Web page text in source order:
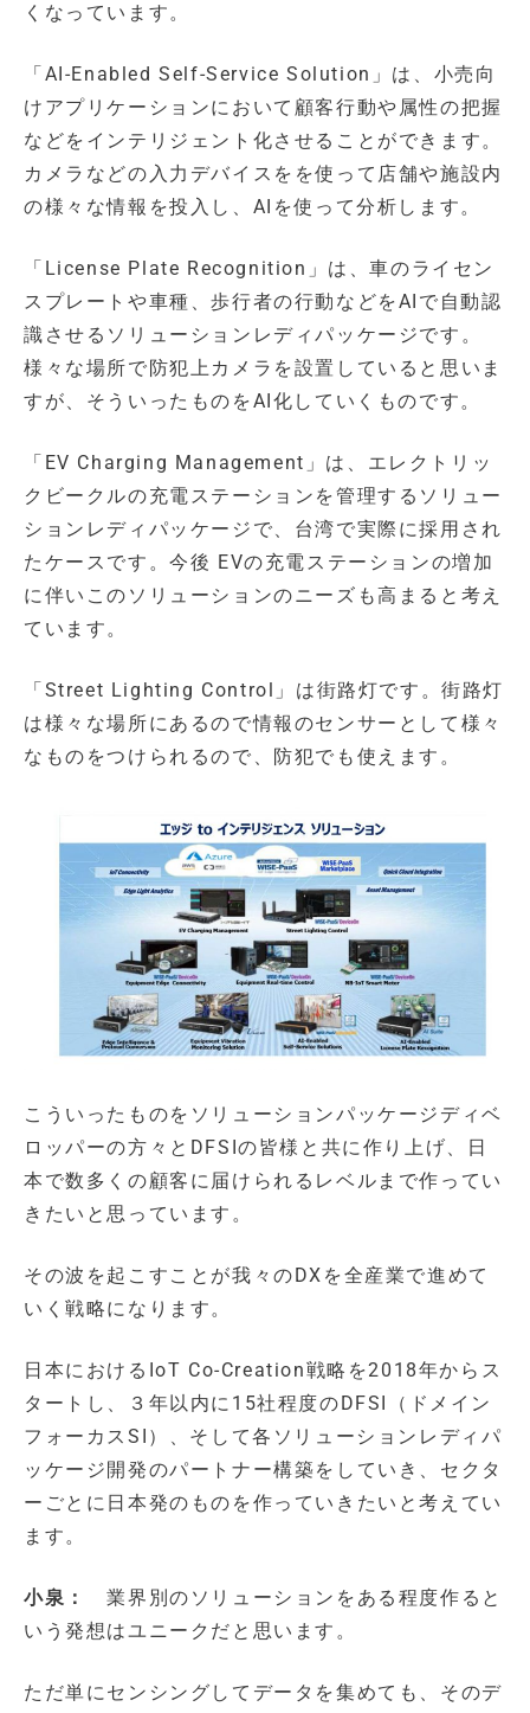
くなっています。
「AI-Enabled Self-Service Solution」は、小売向
けアプリケーションにおいて顧客行動や属性の把握
などをインテリジェント化させることができます。
カメラなどの入力デバイスをを使って店舗や施設内
の様々な情報を投入し、AIを使って分析します。
「License Plate Recognition」は、車のライセン
スプレートや車種、歩行者の行動などをAIで自動認
識させるソリューションレディパッケージです。
様々な場所で防犯上カメラを設置していると思いま
すが、そういったものをAI化していくものです。
「EV Charging Management」は、エレクトリッ
クビークルの充電ステーションを管理するソリュー
ションレディパッケージで、台湾で実際に採用され
たケースです。今後 EVの充電ステーションの増加
に伴いこのソリューションのニーズも高まると考え
ています。
「Street Lighting Control」は街路灯です。街路灯
は様々な場所にあるので情報のセンサーとして様々
なものをつけられるので、防犯でも使えます。
こういったものをソリューションパッケージディベ
ロッパーの方々とDFSIの皆様と共に作り上げ、日
本で数多くの顧客に届けられるレベルまで作ってい
きたいと思っています。
その波を起こすことが我々のDXを全産業で進めて
いく戦略になります。
日本におけるIoT Co-Creation戦略を2018年からス
タートし、３年以内に15社程度のDFSI（ドメイン
フォーカスSI）、そして各ソリューションレディパ
ッケージ開発のパートナー構築をしていき、セクタ
ーごとに日本発のものを作っていきたいと考えてい
ます。
小泉：
業界別のソリューションをある程度作ると
いう発想はユニークだと思います。
ただ単にセンシングしてデータを集めても、そのデ